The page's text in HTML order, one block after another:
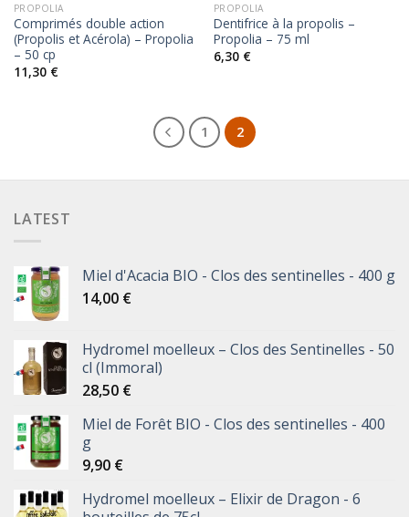
PROPOLIA
Comprimés double action
(Propolis et Acérola) – Propolia
– 50 cp
11,30 €
PROPOLIA
Dentifrice à la propolis –
Propolia – 75 ml
6,30 €
1 2
LATEST
Miel d'Acacia BIO - Clos des sentinelles - 400 g
14,00 €
Hydromel moelleux – Clos des Sentinelles - 50
cl (Immoral)
28,50 €
Miel de Forêt BIO - Clos des sentinelles - 400
g
9,90 €
Hydromel moelleux – Elixir de Dragon - 6